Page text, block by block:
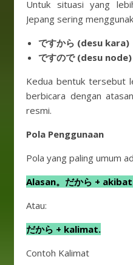
Untuk situasi yang
Jepang sering
ですから (desu kara)
ですので (desu node)
Kedua bentuk tersebut
berbicara dengan
resmi.
Pola Penggunaan
Pola yang paling umum
Alasan。だから +
Atau:
だから + kalimat.
Contoh Kalimat